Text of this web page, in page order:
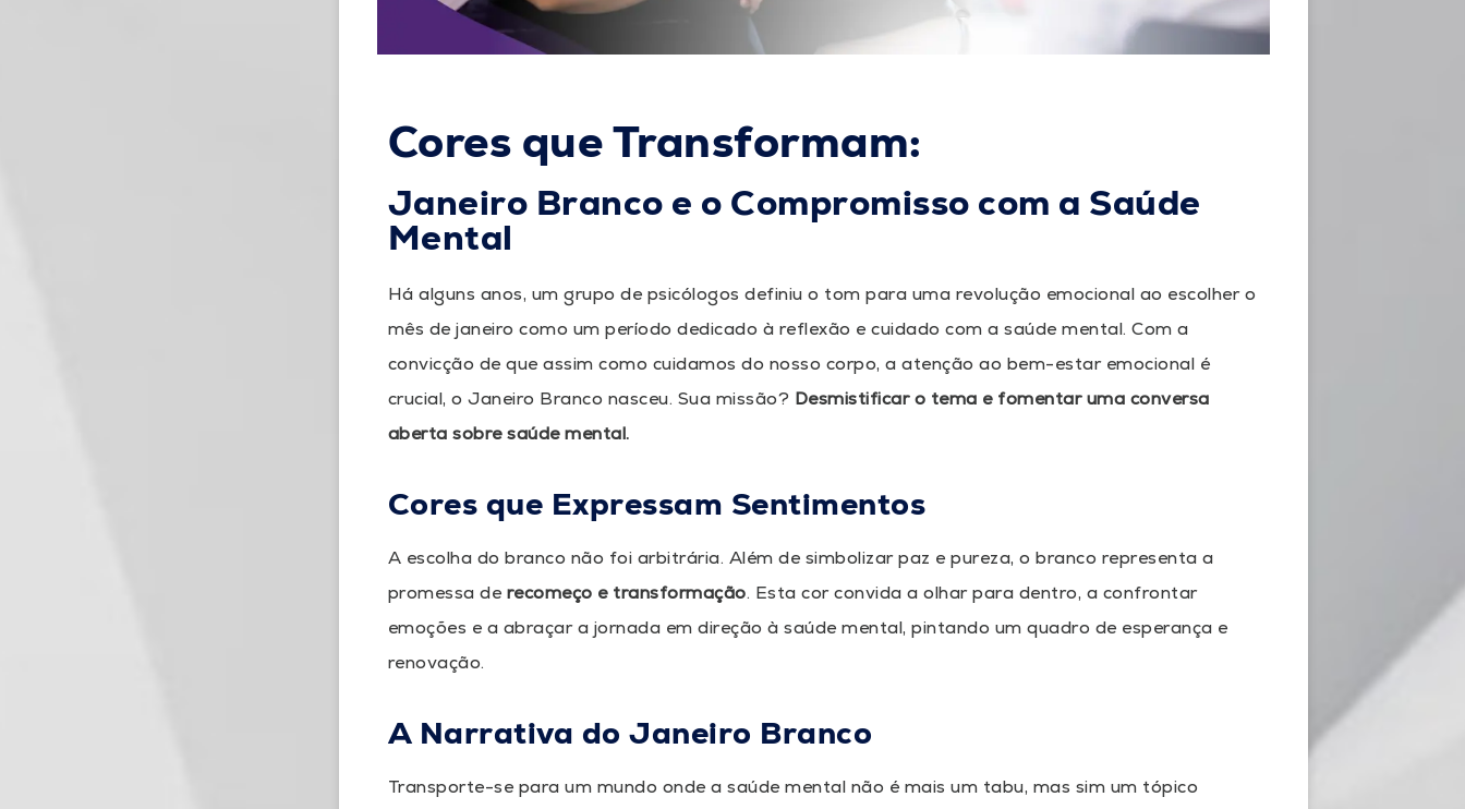
Cores que Transformam:
Janeiro Branco e o Compromisso com a Saúde
Mental
Há alguns anos, um grupo de psicólogos definiu o tom para uma revolução emocional ao escolher o
mês de janeiro como um período dedicado à reflexão e cuidado com a saúde mental. Com a
convicção de que assim como cuidamos do nosso corpo, a atenção ao bem-estar emocional é
crucial, o Janeiro Branco nasceu. Sua missão? Desmistificar o tema e fomentar uma conversa
aberta sobre saúde mental.
Cores que Expressam Sentimentos
A escolha do branco não foi arbitrária. Além de simbolizar paz e pureza, o branco representa a
promessa de recomeço e transformação. Esta cor convida a olhar para dentro, a confrontar
emoções e a abraçar a jornada em direção à saúde mental, pintando um quadro de esperança e
renovação.
A Narrativa do Janeiro Branco
Transporte-se para um mundo onde a saúde mental não é mais um tabu, mas sim um tópico